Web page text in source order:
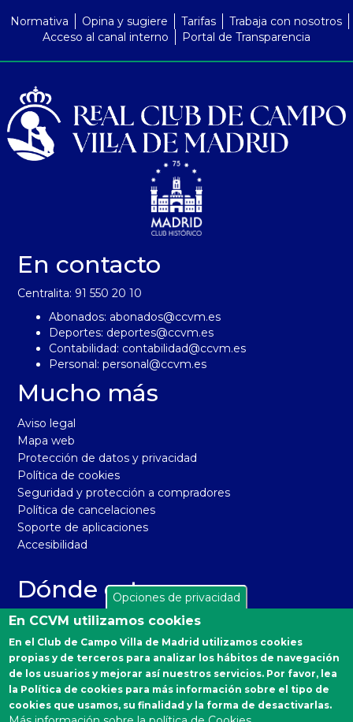
Normativa
Opina y sugiere Tarifas
Trabaja con nosotros
Acceso al canal interno
Portal de Transparencia
En contacto
Centralita: 91 550 20 10
Abonados: abonados@ccvm.es
Deportes: deportes@ccvm.es
Contabilidad: contabilidad@ccvm.es
Personal:personal@ccvm.es
Mucho más
Aviso legal
Mapa web
Protección de datos y privacidad
Política de cookies
Seguridad y protección a compradores
Política de cancelaciones
Soporte de aplicaciones
Accesibilidad
Dónde estamos
El Real Club de Campo Villa de Madrid está situado en la
carretera de Castilla, km 2 de Madrid 28040. Distrito
Moncloa-Aravaca.
Autobuses desde Moncloa: 160, 161 y A.
Emergencias Sanitarias
Opciones de privacidad
En CCVM utilizamos cookies
En el Club de Campo Villa de Madrid utilizamos cookies
propias y de terceros para analizar los hábitos de navegación
de los usuarios y mejorar así nuestros servicios. Por favor, lea
la Política de cookies para más información sobre el tipo de
cookies que usamos, su finalidad y la forma de desactivarlas.